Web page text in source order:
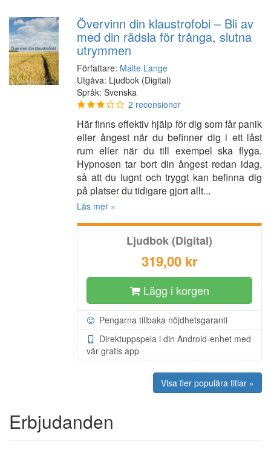
Övervinn din klaustrofobi – Bli av
med din rädsla för trånga, slutna
utrymmen
Författare: Malte Lange
Utgåva: Ljudbok (Digital)
Språk: Svenska
2 recensioner
Här finns effektiv hjälp för dig som får panik
eller ångest när du befinner dig i ett låst
rum eller när du till exempel ska flyga.
Hypnosen tar bort din ångest redan idag,
så att du lugnt och tryggt kan befinna dig
på platser du tidigare gjort allt...
Läs mer »
Ljudbok (Digital)
319,00 kr
Lägg i korgen
Pengarna tillbaka nöjdhetsgaranti
Direktuppspela i din Android-enhet med
vår gratis app
Visa fler populära titlar »
Erbjudanden